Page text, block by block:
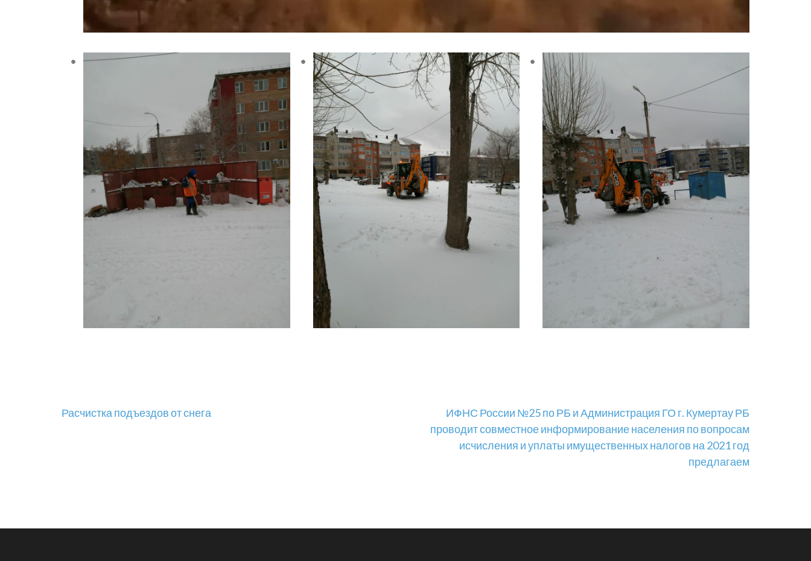
Навигация
Расчистка подъездов от снега
ИФНС России №25 по РБ и Администрация ГО г. Кумертау РБ
проводит совместное информирование населения по вопросам
исчисления и уплаты имущественных налогов на 2021 год
предлагаем